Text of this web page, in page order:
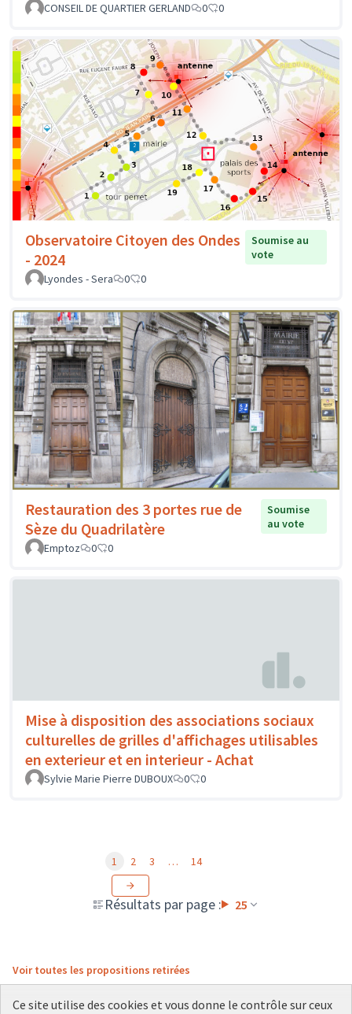
CONSEIL DE QUARTIER GERLAND 0 0
Observatoire Citoyen des Ondes
- 2024
Soumise au
vote
Lyondes - Sera
0 0
Restauration des 3 portes rue de
Sèze du Quadrilatère
Soumise
au vote
Emptoz
0 0
Mise à disposition des associations sociaux
culturelles de grilles d'affichages utilisables
en exterieur et en interieur - Achat
Sylvie Marie Pierre DUBOUX 0 0
Résultats par page : 25
1 2 3 … 14
Voir toutes les propositions retirées
Ce site utilise des cookies et vous donne le contrôle sur ceux